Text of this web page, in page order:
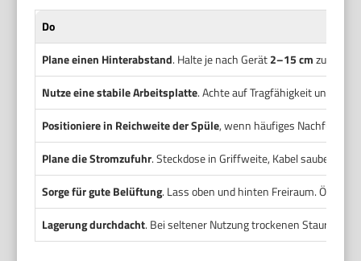
Do
Plane einen Hinterabstand. Halte je nach Gerät2–15 cmzur
Nutze eine stabile Arbeitsplatte. Achte auf Tragfähigkeit und
Positioniere in Reichweite der Spüle, wenn häufiges Nachfüllen
Plane die Stromzufuhr. Steckdose in Griffweite, Kabel sauber
Sorge für gute Belüftung. Lass oben und hinten Freiraum. Öffne
Lagerung durchdacht. Bei seltener Nutzung trockenen Stauraum